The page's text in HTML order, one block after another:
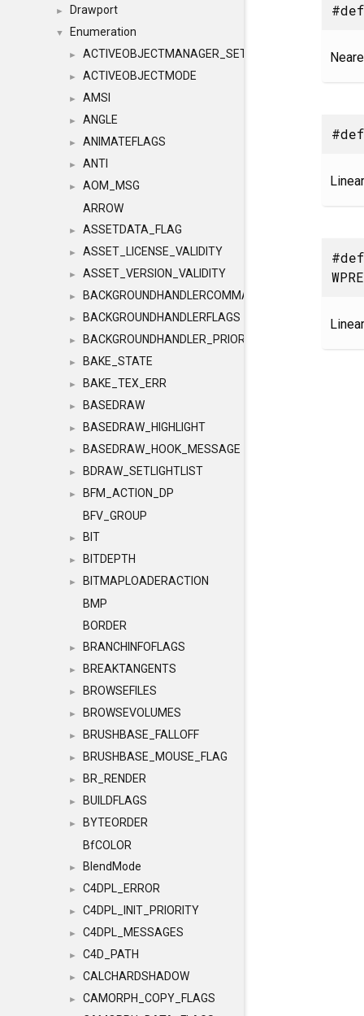
► Drawport
▼ Enumeration
► ACTIVEOBJECTMANAGER_SETOBJECTS
► ACTIVEOBJECTMODE
► AMSI
► ANGLE
► ANIMATEFLAGS
► ANTI
►
AOM_MSG
ARROW
► ASSETDATA_FLAG
► ASSET_LICENSE_VALIDITY
► ASSET_VERSION_VALIDITY
► BACKGROUNDHANDLERCOMMAND
► BACKGROUNDHANDLERFLAGS
► BACKGROUNDHANDLER_PRIORITY
► BAKE_STATE
► BAKE_TEX_ERR
► BASEDRAW
► BASEDRAW_HIGHLIGHT
► BASEDRAW_HOOK_MESSAGE
► BDRAW_SETLIGHTLIST
►
BFM_ACTION_DP
BFV_GROUP
► BIT
► BITDEPTH
►
BITMAPLOADERACTION
BMP
BORDER
► BRANCHINFOFLAGS
► BREAKTANGENTS
► BROWSEFILES
► BROWSEVOLUMES
► BRUSHBASE_FALLOFF
► BRUSHBASE_MOUSE_FLAG
► BR_RENDER
► BUILDFLAGS
►
BYTEORDER
BfCOLOR
► BlendMode
► C4DPL_ERROR
► C4DPL_INIT_PRIORITY
► C4DPL_MESSAGES
► C4D_PATH
► CALCHARDSHADOW
►
CAMORPH_COPY_FLAGS